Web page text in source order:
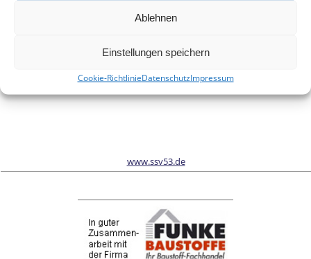
Ablehnen
Einstellungen speichern
Cookie-RichtlinieDatenschutzImpressum
Wir sind Sponsor vom Schönwalder Sportverein SSV53
www.ssv53.de